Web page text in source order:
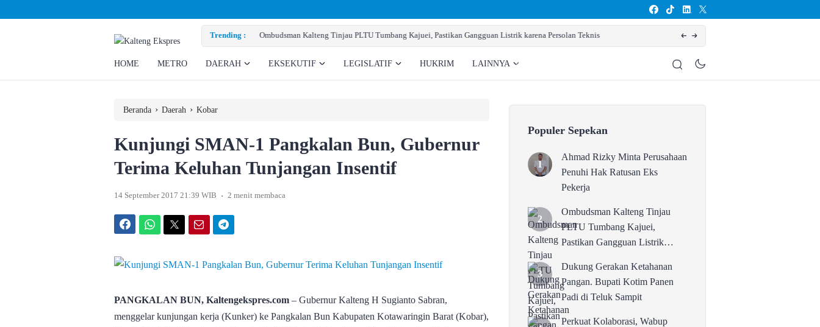
Trending : Ombudsman Kalteng Tinjau PLTU Tumbang Kajuei, Pastikan Gangguan Listrik karena Persolan Teknis Dukung Gerakan Ketahanan Pangan. Bupati
HOME METRO DAERAH EKSEKUTIF LEGISLATIF HUKRIM LAINNYA
Beranda › Daerah › Kobar
Kunjungi SMAN-1 Pangkalan Bun, Gubernur
Terima Keluhan Tunjangan Insentif
14 September 2017 21:39 WIB . 2 menit membaca
PANGKALAN BUN, Kaltengekspres.com – Gubernur Kalteng H Sugianto Sabran,
menggelar kunjungan kerja (Kunker) ke Pangkalan Bun Kabupaten Kotawaringin Barat (Kobar),
Populer Sepekan
Ahmad Rizky Minta Perusahaan
Penuhi Hak Ratusan Eks
Pekerja
Ombudsman Kalteng Tinjau
PLTU Tumbang Kajuei,
Pastikan Gangguan Listrik
Dukung Gerakan Ketahanan
Pangan. Bupati Kotim Panen
Padi di Teluk Sampit
Perkuat Kolaborasi, Wabup